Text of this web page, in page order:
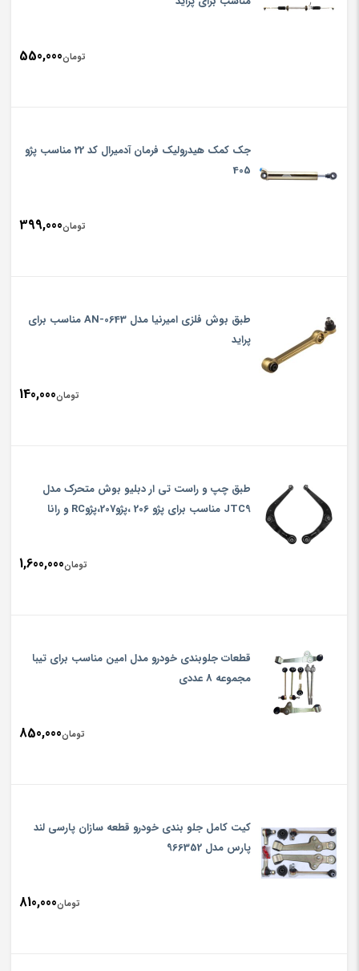
تومان550,000
جک کمک هیدرولیک فرمان آدمیرال کد 22 مناسب پژو
405
تومان399,000
طبق بوش فلزی امیرنیا مدل AN-0643 مناسب برای
پراید
تومان140,000
طبق چپ و راست تی ار دبلیو بوش متحرک مدل
JTC9 مناسب برای پژو 206 ،پژو207،پژوRC و رانا
تومان1,600,000
قطعات جلوبندی خودرو مدل امین مناسب برای تیبا
مجموعه 8 عددی
تومان850,000
کیت کامل جلو بندی خودرو قطعه سازان پارسی لند
پارس مدل 966352
تومان810,000